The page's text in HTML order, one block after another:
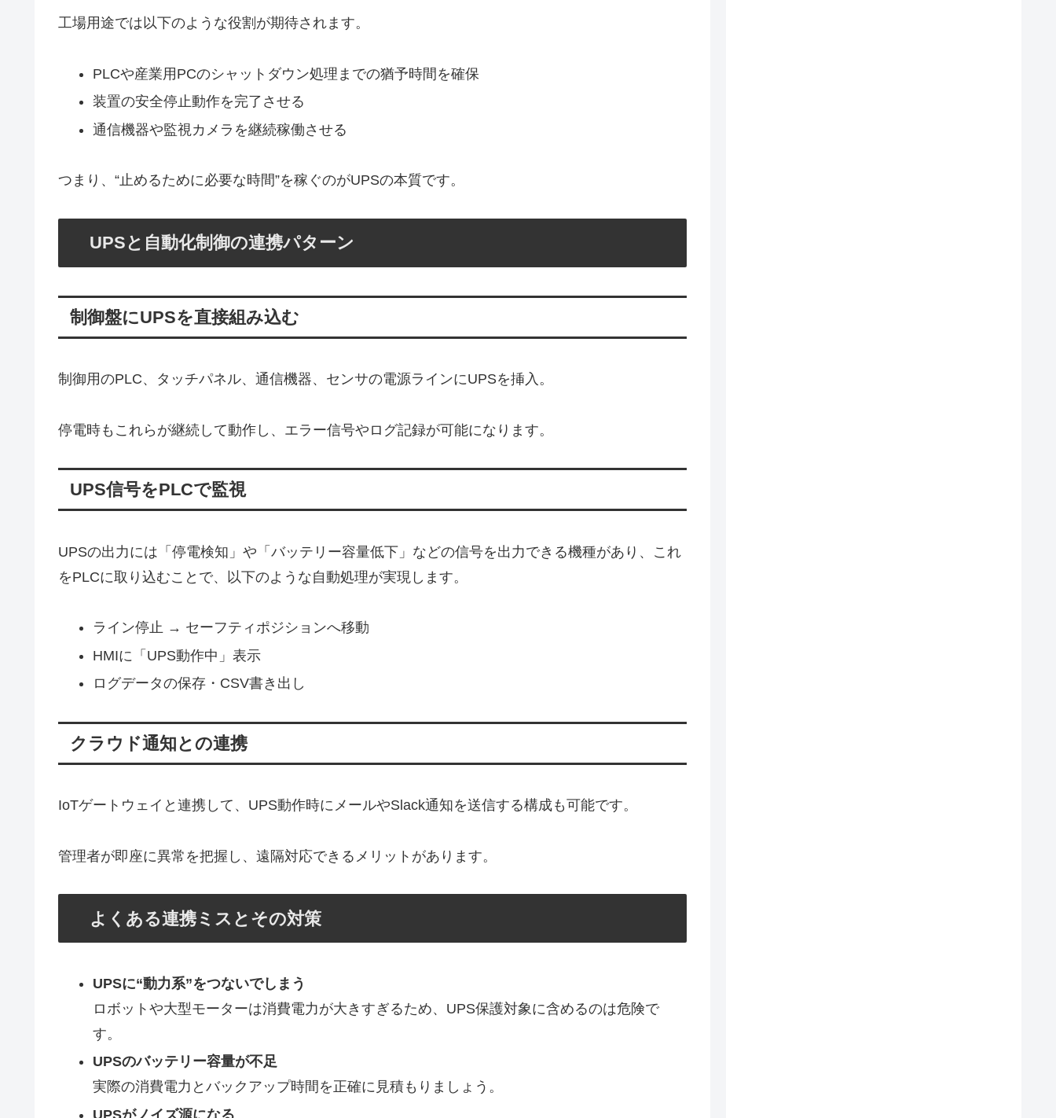
工場用途では以下のような役割が期待されます。
PLCや産業用PCのシャットダウン処理までの猶予時間を確保
装置の安全停止動作を完了させる
通信機器や監視カメラを継続稼働させる
つまり、“止めるために必要な時間”を稼ぐのがUPSの本質です。
UPSと自動化制御の連携パターン
制御盤にUPSを直接組み込む
制御用のPLC、タッチパネル、通信機器、センサの電源ラインにUPSを挿入。
停電時もこれらが継続して動作し、エラー信号やログ記録が可能になります。
UPS信号をPLCで監視
UPSの出力には「停電検知」や「バッテリー容量低下」などの信号を出力できる機種があり、これ
をPLCに取り込むことで、以下のような自動処理が実現します。
ライン停止 → セーフティポジションへ移動
HMIに「UPS動作中」表示
ログデータの保存・CSV書き出し
クラウド通知との連携
IoTゲートウェイと連携して、UPS動作時にメールやSlack通知を送信する構成も可能です。
管理者が即座に異常を把握し、遠隔対応できるメリットがあります。
よくある連携ミスとその対策
UPSに“動力系”をつないでしまう
ロボットや大型モーターは消費電力が大きすぎるため、UPS保護対象に含めるのは危険で
す。
UPSのバッテリー容量が不足
実際の消費電力とバックアップ時間を正確に見積もりましょう。